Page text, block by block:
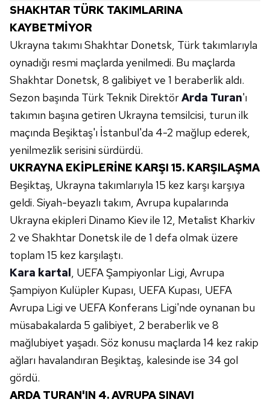
vasıtasıyla belirleyebilirsiniz. Çerezlere ilişkin detaylı bilgi
Metnimizi ziyaret edebilirsiniz.
6698 sayılı Kişisel Verilerin Korunması Kanunu uyarınca
hazırlanmış Aydınlatma Metnimizi okumak ve sitemizde
almak için lütfen tıklayınız.
SHAKHTAR TÜRK TAKIMLARINA
KAYBETMİYOR
Ukrayna takımı Shakhtar Donetsk, Türk takımlarıyla
oynadığı resmi maçlarda yenilmedi. Bu maçlarda
Shakhtar Donetsk, 8 galibiyet ve 1 beraberlik aldı.
Sezon başında Türk Teknik DirektörArda Turan'ı
takımın başına getiren Ukrayna temsilcisi, turun ilk
maçında Beşiktaş'ı İstanbul'da 4-2 mağlup ederek,
yenilmezlik serisini sürdürdü.
UKRAYNA EKİPLERİNE KARŞI 15. KARŞILAŞMA
Beşiktaş, Ukrayna takımlarıyla 15 kez karşı karşıya
geldi. Siyah-beyazlı takım, Avrupa kupalarında
Ukrayna ekipleri Dinamo Kiev ile 12, Metalist Kharkiv
2 ve Shakhtar Donetsk ile de 1 defa olmak üzere
toplam 15 kez karşılaştı.
Kara kartal, UEFA Şampiyonlar Ligi, Avrupa
Şampiyon Kulüpler Kupası, UEFA Kupası, UEFA
Avrupa Ligi ve UEFA Konferans Ligi'nde oynanan bu
müsabakalarda 5 galibiyet, 2 beraberlik ve 8
mağlubiyet yaşadı. Söz konusu maçlarda 14 kez rakip
ağları havalandıran Beşiktaş, kalesinde ise 34 gol
gördü.
ARDA TURAN'IN 4. AVRUPA SINAVI